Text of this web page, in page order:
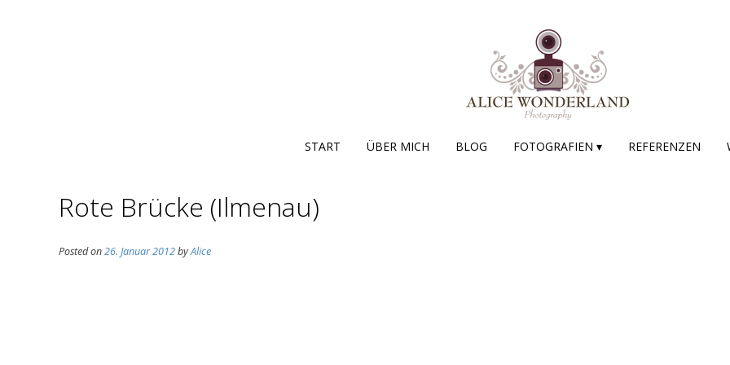
START ÜBER MICH BLOG FOTOGRAFIEN ▾ REFERENZEN
Rote Brücke (Ilmenau)
Posted on26. Januar 2012byAlice